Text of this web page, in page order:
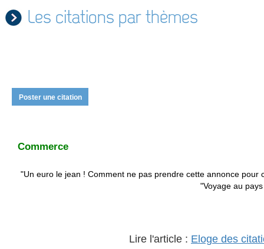
Les citations par thèmes
Poster une citation
Commerce
"Un euro le jean ! Comment ne pas prendre cette annonce
"Voyage au
Lire l'article : Eloge des